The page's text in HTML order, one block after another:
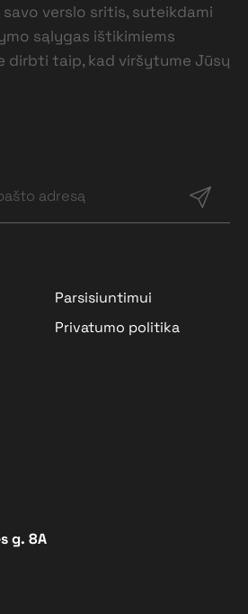
verslo sritis, suteikdami
sąlygas ištikimiems
dirbti taip, kad viršytume Jūsų
Parsisiuntimui
Privatumo politika
g. 8A